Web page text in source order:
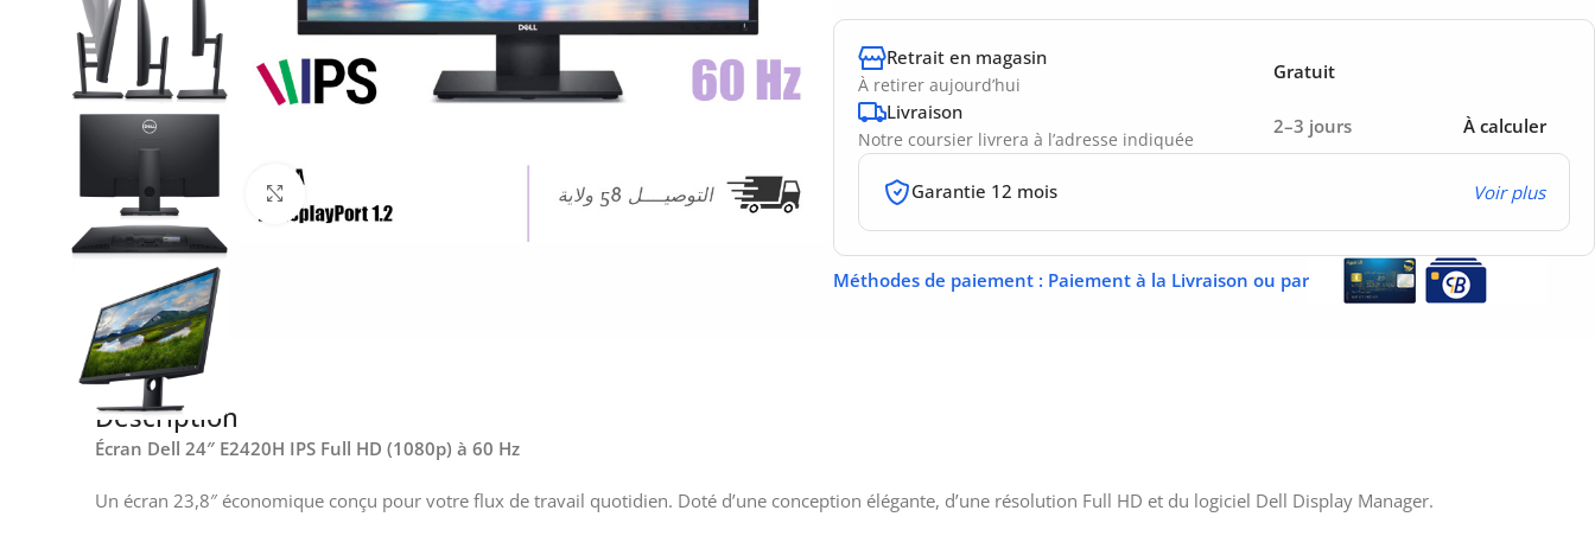
Retrait en magasin
À retirer aujourd’hui
Gratuit
Livraison
Notre coursier livrera à l’adresse indiquée
2–3 jours À calculer
Garantie 12 mois Voir plus
Méthodes de paiement : Paiement à la Livraison ou par
Description
Écran Dell 24″ E2420H IPS Full HD (1080p) à 60 Hz
Un écran 23,8″ économique conçu pour votre flux de travail quotidien. Doté d’une conception élégante, d’une résolution Full HD et du logiciel Dell Display Manager.